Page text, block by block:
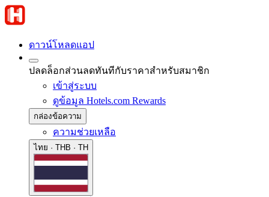
ดาวน์โหลดแอป
ปลดล็อกส่วนลดทันทีกับราคาสำหรับสมาชิก
เข้าสู่ระบบ
ดูข้อมูล Hotels.com Rewards
กล่องข้อความ
ความช่วยเหลือ
ไทย · THB · TH